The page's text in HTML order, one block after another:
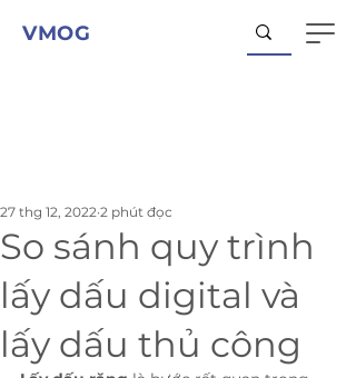
VMOG
So sánh quy trình
lấy dấu digital và
lấy dấu thủ công
27 thg 12, 2022 2 phút đọc